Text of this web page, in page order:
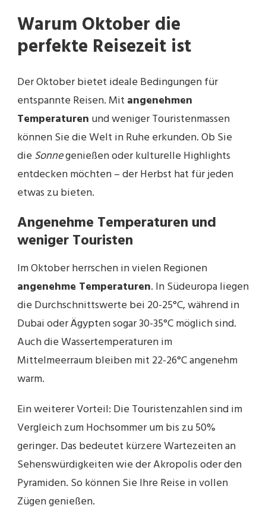
Warum Oktober die
perfekte Reisezeit ist
Der Oktober bietet ideale Bedingungen für
entspannte Reisen. Mit angenehmen
Temperaturen und weniger Touristenmassen
können Sie die Welt in Ruhe erkunden. Ob Sie
die Sonnegenießen oder kulturelle Highlights
entdecken möchten – der Herbst hat für jeden
etwas zu bieten.
Angenehme Temperaturen und
weniger Touristen
Im Oktober herrschen in vielen Regionen
angenehme Temperaturen. In Südeuropa liegen
die Durchschnittswerte bei 20-25°C, während in
Dubai oder Ägypten sogar 30-35°C möglich sind.
Auch die Wassertemperaturen im
Mittelmeerraum bleiben mit 22-26°C angenehm
warm.
Ein weiterer Vorteil: Die Touristenzahlen sind im
Vergleich zum Hochsommer um bis zu 50%
geringer. Das bedeutet kürzere Wartezeiten an
Sehenswürdigkeiten wie der Akropolis oder den
Pyramiden. So können Sie Ihre Reise in vollen
Zügen genießen.